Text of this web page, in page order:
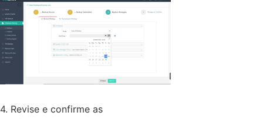
4. Revise e confirme as